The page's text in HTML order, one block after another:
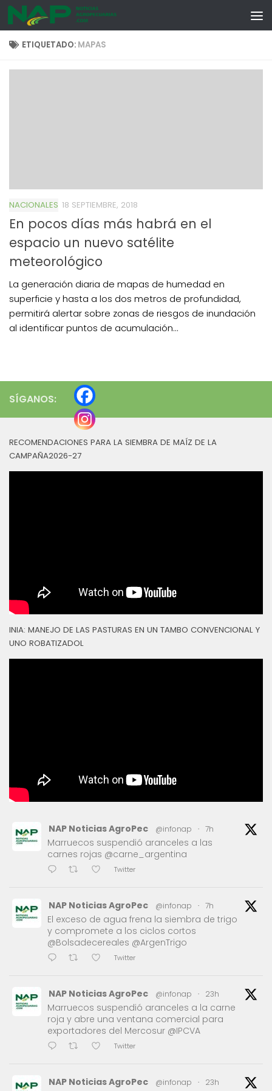
Skip to content
ETIQUETADO: MAPAS
NACIONALES 18 SEPTIEMBRE, 2018
En pocos días más habrá en el
espacio un nuevo satélite
meteorológico
La generación diaria de mapas de humedad en
superficie y hasta a los dos metros de profundidad,
permitirá alertar sobre zonas de riesgos de inundación
al identificar puntos de acumulación...
SÍGANOS:
RECOMENDACIONES PARA LA SIEMBRA DE MAÍZ DE LA
CAMPAÑA2026-27
INIA: MANEJO DE LAS PASTURAS EN UN TAMBO CONVENCIONAL Y
UNO ROBATIZADOL
NAP Noticias AgroPec @infonap · 7h
Marruecos suspendió aranceles a las
carnes rojas @carne_argentina
Twitter
NAP Noticias AgroPec @infonap · 7h
El exceso de agua frena la siembra de trigo
y compromete a los ciclos cortos
@Bolsadecereales @ArgenTrigo
Twitter
NAP Noticias AgroPec @infonap · 23h
Marruecos suspendió aranceles a la carne
roja y abre una ventana comercial para
exportadores del Mercosur @IPCVA
Twitter
NAP Noticias AgroPec @infonap · 23h